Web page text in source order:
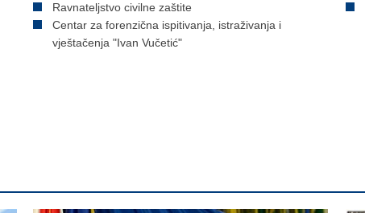
Ravnateljstvo civilne zaštite
Centar za forenzična ispitivanja, istraživanja i
vještačenja "Ivan Vučetić"